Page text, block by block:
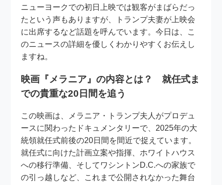
ニューヨークでの初日上映では観客がまばらだっ
たという声もありますが、トランプ夫妻が上映会
に出席するなど話題を呼んでいます。今日は、こ
のニュースの詳細を優しくわかりやすくお伝えし
ますね。
映画『メラニア』の内容とは？ 就任式ま
での貴重な20日間を追う
この映画は、メラニア・トランプ夫人がプロデュ
ースに関わったドキュメンタリーで、2025年の大
統領就任式前後の20日間を間近で捉えています。
就任式に向けた計画立案や指揮、ホワイトハウス
への移行準備、そしてワシントンD.C.への家族で
の引っ越しなど、これまで公開されなかった舞台